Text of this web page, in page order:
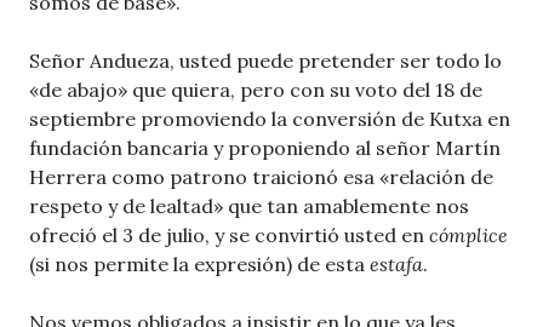
Señor Andueza, usted puede pretender ser todo lo
«de abajo» que quiera, pero con su voto del 18 de
septiembre promoviendo la conversión de Kutxa en
fundación bancaria y proponiendo al señor Martín
Herrera como patrono traicionó esa «relación de
respeto y de lealtad» que tan amablemente nos
ofreció el 3 de julio, y se convirtió usted en cómplice
(si nos permite la expresión) de esta estafa.
Nos vemos obligados a insistir en lo que ya les